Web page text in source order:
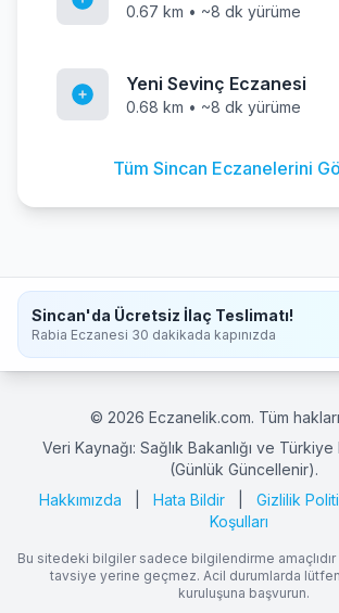
0.67 km • ~8 dk yürüme
Yeni Sevinç Eczanesi
0.68 km • ~8 dk yürüme
Tüm Sincan Eczanelerini
Sincan'da Ücretsiz İlaç Teslimatı!
Rabia Eczanesi 30 dakikada kapınızda
© 2026 Eczanelik.com. Tüm hakları
Veri Kaynağı: Sağlık Bakanlığı ve Türkiye
(Günlük Güncellenir).
Hakkımızda
Hata Bildir Gizlilik
Koşulları
Bu sitedeki bilgiler sadece bilgilendirme
tavsiye yerine geçmez. Acil durumlarda lütfen
kuruluşuna başvurun.